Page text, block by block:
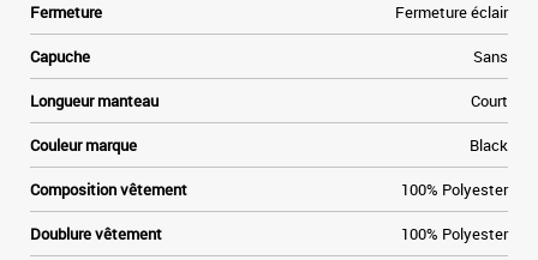
Fermeture Fermeture éclair
Capuche Sans
Longueur manteau Court
Couleur marque Black
Composition vêtement 100% Polyester
Doublure vêtement 100% Polyester